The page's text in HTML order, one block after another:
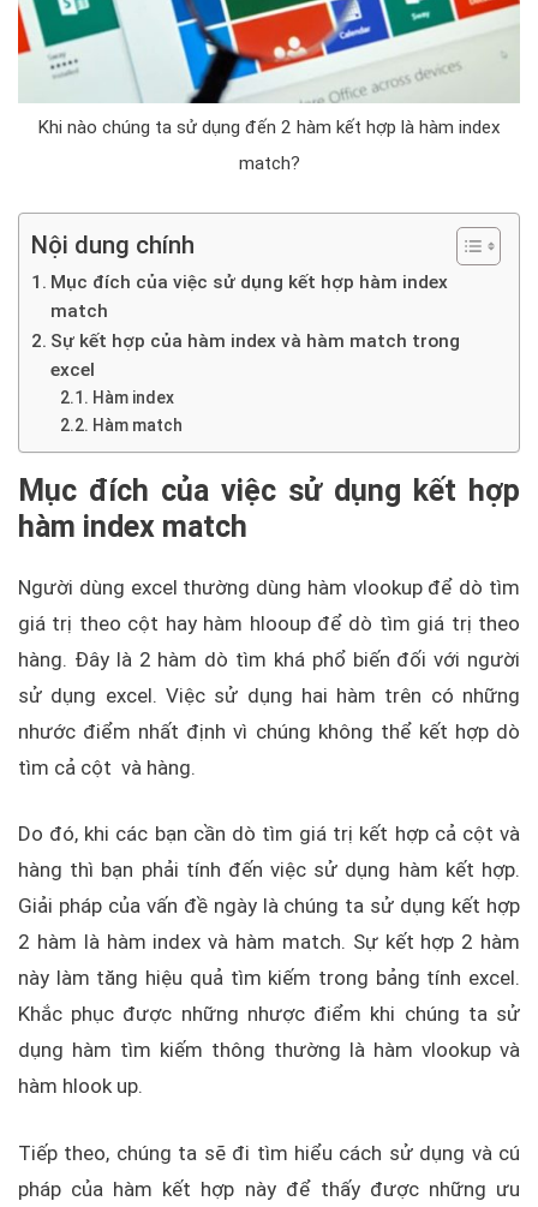
Khi nào chúng ta sử dụng đến 2 hàm kết hợp là hàm index
match?
Nội dung chính
Mục đích của việc sử dụng kết hợp hàm index
match
Sự kết hợp của hàm index và hàm match trong
excel
Hàm index
Hàm match
Mục đích của việc sử dụng kết hợp
hàm index match
Người dùng excel thường dùng hàm vlookup để dò tìm
giá trị theo cột hay hàm hlooup để dò tìm giá trị theo
hàng. Đây là 2 hàm dò tìm khá phổ biến đối với người
sử dụng excel. Việc sử dụng hai hàm trên có những
nhước điểm nhất định vì chúng không thể kết hợp dò
tìm cả cột và hàng.
Do đó, khi các bạn cần dò tìm giá trị kết hợp cả cột và
hàng thì bạn phải tính đến việc sử dụng hàm kết hợp.
Giải pháp của vấn đề ngày là chúng ta sử dụng kết hợp
2 hàm là hàm index và hàm match. Sự kết hợp 2 hàm
này làm tăng hiệu quả tìm kiếm trong bảng tính excel.
Khắc phục được những nhược điểm khi chúng ta sử
dụng hàm tìm kiếm thông thường là hàm vlookup và
hàm hlook up.
Tiếp theo, chúng ta sẽ đi tìm hiểu cách sử dụng và cú
pháp của hàm kết hợp này để thấy được những ưu